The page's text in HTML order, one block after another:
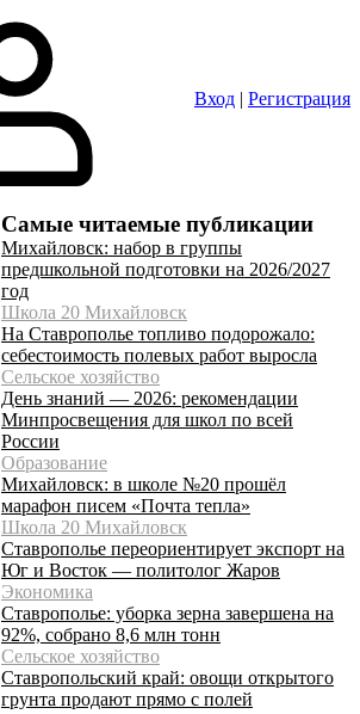
Вход | Регистрация
Самые читаемые публикации
Михайловск: набор в группы
предшкольной подготовки на 2026/2027
год
Школа 20 Михайловск
На Ставрополье топливо подорожало:
себестоимость полевых работ выросла
Сельское хозяйство
День знаний — 2026: рекомендации
Минпросвещения для школ по всей
России
Образование
Михайловск: в школе №20 прошёл
марафон писем «Почта тепла»
Школа 20 Михайловск
Ставрополье переориентирует экспорт на
Юг и Восток — политолог Жаров
Экономика
Ставрополье: уборка зерна завершена на
92%, собрано 8,6 млн тонн
Сельское хозяйство
Ставропольский край: овощи открытого
грунта продают прямо с полей